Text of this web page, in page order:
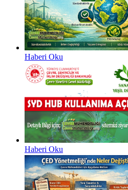
Haberi Oku
Haberi Oku